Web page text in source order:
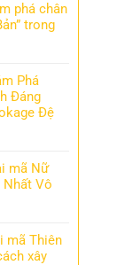
phá chân
trong
Phá
Đáng
Đệ
mã Nữ
Nhất Vô
mã Thiên
xây